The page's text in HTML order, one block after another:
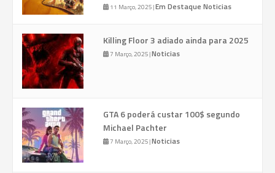
11 Março, 2025|Em Destaque Noticias
Killing Floor 3 adiado ainda para 2025
7 Março, 2025|Noticias
GTA 6 poderá custar 100$ segundo
Michael Pachter
7 Março, 2025|Noticias